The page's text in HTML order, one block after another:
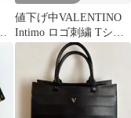
値下げ中VALENTINO
Intimo ロゴ刺繍 Tシャ
ツ ホワイト